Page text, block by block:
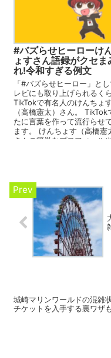
#バズらせヒーローけ
ょすさん語録がクセま
れ!令和すぎる例文
「#バズらせヒーロー」と
レビにも取り上げられるく
TikTokで有名人のけんちょ
（高橋憲太）さん。 TikTok
たに言葉を作って流行らせ
ます。 けんちょす（高橋憲
さんの簡単なプロフィールや
城崎マリンワールドの混雑
チケットを入手する裏ワザ